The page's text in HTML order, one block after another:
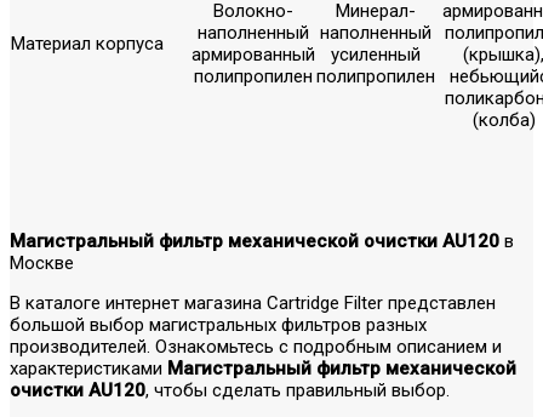
Материал корпуса
Волокно-
наполненный
армированный
полипропилен
Минерал-
наполненный
усиленный
полипропилен
(крышка),
(колба)
Магистральный фильтр механической очистки AU120 в
Москве
В каталоге интернет магазина Cartridge Filter представлен
большой выбор магистральных фильтров разных
производителей. Ознакомьтесь с подробным описанием и
характеристиками Магистральный фильтр механической
очистки AU120, чтобы сделать правильный выбор.